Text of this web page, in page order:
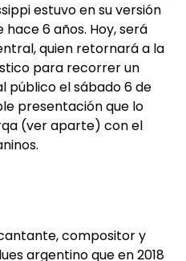
estuvo en su versión
6 años. Hoy, será
quien retornará a la
para recorrer un
público el sábado 6 de
presentación que lo
(ver aparte) con el
compositor y
argentino que en 2018